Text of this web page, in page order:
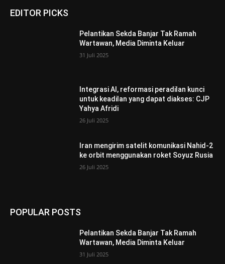
EDITOR PICKS
Pelantikan Sekda Banjar Tak Ramah
Wartawan, Media Diminta Keluar
31 Juli 2025
Integrasi AI, reformasi peradilan kunci
untuk keadilan yang dapat diakses: CJP
Yahya Afridi
26 Juli 2025
Iran mengirim satelit komunikasi Nahid-2
ke orbit menggunakan roket Soyuz Rusia
26 Juli 2025
POPULAR POSTS
Pelantikan Sekda Banjar Tak Ramah
Wartawan, Media Diminta Keluar
31 Juli 2025